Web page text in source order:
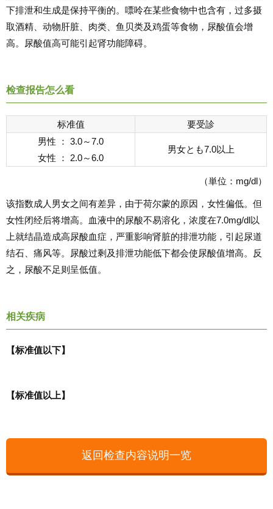
下排泄和生成是保持平衡的。嘌呤在某些食物中也含有，过多摄
取酒精、动物肝脏、肉类、鱼贝类及鸡蛋等食物，尿酸值会增
高。尿酸值高可能引起肾功能障碍。
检查报告怎么看
标准值
要受診
男性 ： 3.0～7.0
女性 ： 2.0～6.0
男女とも7.0以上
（単位：mg/dl）
该指数成人男女之间有差异，由于荷尔蒙的原因，女性偏低。但
女性闭经后将增高。血液中的尿酸不易溶化，浓度在7.0mg/dl以
上就结晶造成高尿酸血症，严重影响肾脏的排泄功能，引起尿道
结石、痛风等。尿酸过剩及排泄功能低下都会使尿酸值增高。反
之，尿酸不足则呈低值。
相关疾病
【标准值以下】
【标准值以上】
返回检查内容说明一览